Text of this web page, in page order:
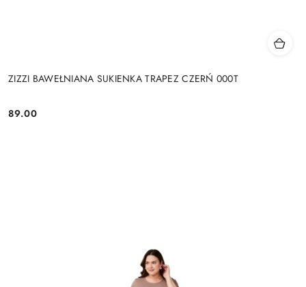
ZIZZI BAWEŁNIANA SUKIENKA TRAPEZ CZERŃ 000T
Cena:
89.00